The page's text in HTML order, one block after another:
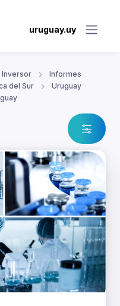
uruguay.uy
Inversor
Informes
del Sur
Uruguay